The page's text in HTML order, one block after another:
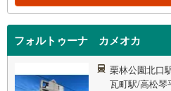
フォルトゥーナ カメオカ
栗林公園北口
瓦町駅/高松琴